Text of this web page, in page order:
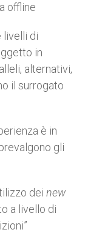
offline
livelli di
in
alternativi,
il surrogato
è in
gli
dei new
a livello di